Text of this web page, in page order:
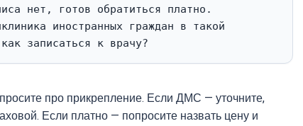
нет, готов обратиться платно.
иностранных граждан в такой
про прикрепление. Если ДМС — уточните,
Если платно — попросите назвать цену и